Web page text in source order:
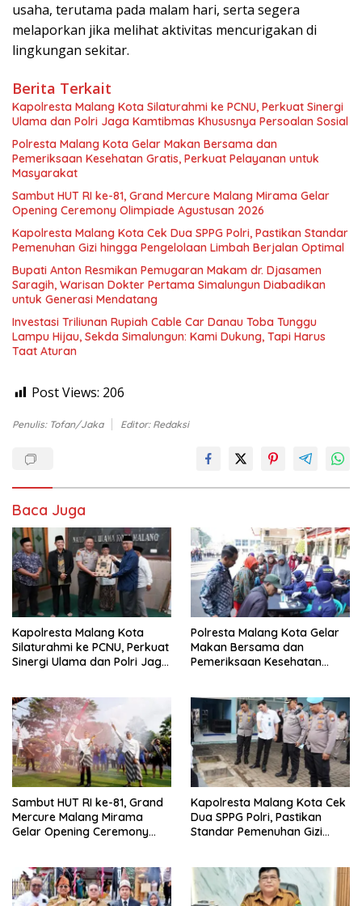
usaha, terutama pada malam hari, serta segera
melaporkan jika melihat aktivitas mencurigakan di
lingkungan sekitar.
Berita Terkait
Kapolresta Malang Kota Silaturahmi ke PCNU, Perkuat Sinergi
Ulama dan Polri Jaga Kamtibmas Khususnya Persoalan Sosial
Polresta Malang Kota Gelar Makan Bersama dan
Pemeriksaan Kesehatan Gratis, Perkuat Pelayanan untuk
Masyarakat
Sambut HUT RI ke-81, Grand Mercure Malang Mirama Gelar
Opening Ceremony Olimpiade Agustusan 2026
Kapolresta Malang Kota Cek Dua SPPG Polri, Pastikan Standar
Pemenuhan Gizi hingga Pengelolaan Limbah Berjalan Optimal
Bupati Anton Resmikan Pemugaran Makam dr. Djasamen
Saragih, Warisan Dokter Pertama Simalungun Diabadikan
untuk Generasi Mendatang
Investasi Triliunan Rupiah Cable Car Danau Toba Tunggu
Lampu Hijau, Sekda Simalungun: Kami Dukung, Tapi Harus
Taat Aturan
Post Views: 206
Penulis: Tofan/Jaka Editor: Redaksi
Baca Juga
Kapolresta Malang Kota
Silaturahmi ke PCNU, Perkuat
Sinergi Ulama dan Polri Jaga
Polresta Malang Kota Gelar
Makan Bersama dan
Pemeriksaan Kesehatan
Sambut HUT RI ke-81, Grand
Mercure Malang Mirama
Gelar Opening Ceremony
Kapolresta Malang Kota Cek
Dua SPPG Polri, Pastikan
Standar Pemenuhan Gizi